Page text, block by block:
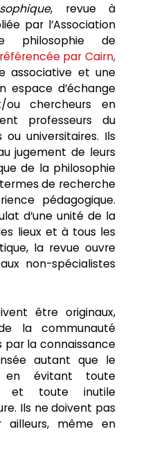
, revue à
par l’Association
philosophie de
référencée par Cairn,
associative et une
espace d’échange
ou chercheurs en
professeurs du
universitaires. Ils
jugement de leurs
de la philosophie
de recherche
pédagogique.
d’une unité de la
lieux et à tous les
la revue ouvre
non-spécialistes
être originaux,
la communauté
par la connaissance
autant que le
en évitant toute
et toute inutile
Ils ne doivent pas
même en